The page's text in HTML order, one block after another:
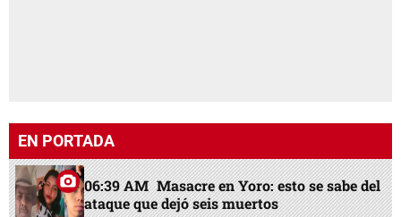
EN PORTADA
06:39 AM Masacre en Yoro: esto se sabe del
ataque que dejó seis muertos